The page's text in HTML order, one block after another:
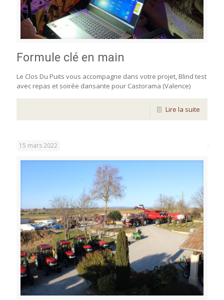
Formule clé en main
Le Clos Du Puits vous accompagne dans votre projet, Blind test
avec repas et soirée dansante pour Castorama (Valence)
Lire la suite
15 mars 2022